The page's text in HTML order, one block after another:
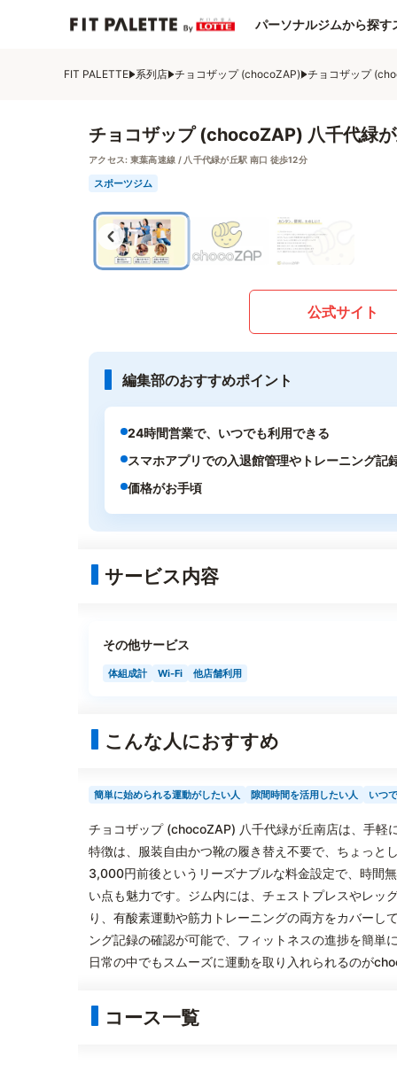
パーソナルジムから探す
FIT PALETTE 系列店 チョコザップ (chocoZAP) チョコザップ
チョコザップ (chocoZAP) 八千代緑
アクセス: 東葉高速線 / 八千代緑が丘駅 南口 徒歩12分
スポーツジム
公式サイト
編集部のおすすめポイント
24時間営業で、いつでも利用できる
スマホアプリでの入退館管理やトレーニング記
価格がお手頃
サービス内容
その他サービス
体組成計 Wi-Fi 他店舗利用
こんな人におすすめ
簡単に始められる運動がしたい人 隙間時間を活用したい人 いつ
チョコザップ (chocoZAP) 八千代緑が丘南店は、手軽
特徴は、服装自由かつ靴の履き替え不要で、ちょっと
3,000円前後というリーズナブルな料金設定で、時間
い点も魅力です。ジム内には、チェストプレスやレッ
り、有酸素運動や筋力トレーニングの両方をカバー
ング記録の確認が可能で、フィットネスの進捗を簡単
日常の中でもスムーズに運動を取り入れられるのが
コース一覧